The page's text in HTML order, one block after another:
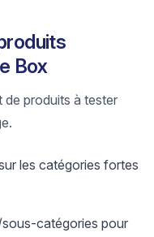
Box
de produits à tester
les catégories fortes
catégories pour